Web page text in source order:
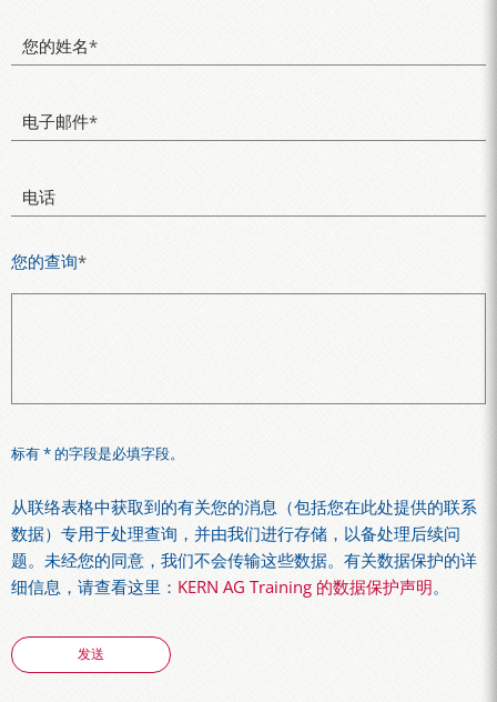
您的姓名*
电子邮件*
电话
您的查询*
标有 * 的字段是必填字段。
从联络表格中获取到的有关您的消息（包括您在此处提供的联系
数据）专用于处理查询，并由我们进行存储，以备处理后续问
题。未经您的同意，我们不会传输这些数据。有关数据保护的详
细信息，请查看这里： KERN AG Training 的数据保护声明。